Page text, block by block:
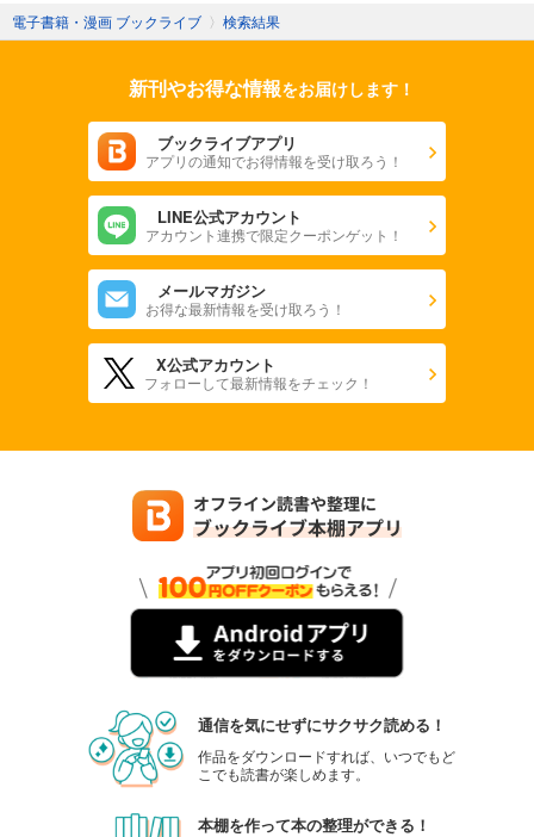
電子書籍・漫画 ブックライブ 〉 検索結果
新刊やお得な情報をお届けします！
ブックライブアプリ
アプリの通知でお得情報を受け取ろう！
LINE公式アカウント
アカウント連携で限定クーポンゲット！
メールマガジン
お得な最新情報を受け取ろう！
X公式アカウント
フォローして最新情報をチェック！
通信を気にせずにサクサク読める！
作品をダウンロードすれば、いつでもど
こでも読書が楽しめます。
本棚を作って本の整理ができる！